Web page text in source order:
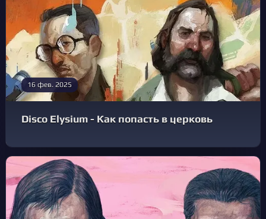
16 фев. 2025
Disco Elysium - Как попасть в церковь